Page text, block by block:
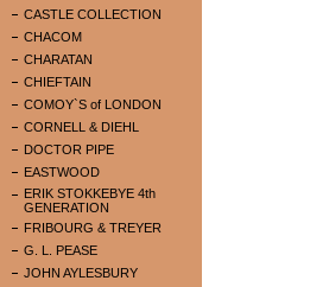
CASTLE COLLECTION
CHACOM
CHARATAN
CHIEFTAIN
COMOY`S of LONDON
CORNELL & DIEHL
DOCTOR PIPE
EASTWOOD
ERIK STOKKEBYE 4th
GENERATION
FRIBOURG & TREYER
G. L. PEASE
JOHN AYLESBURY